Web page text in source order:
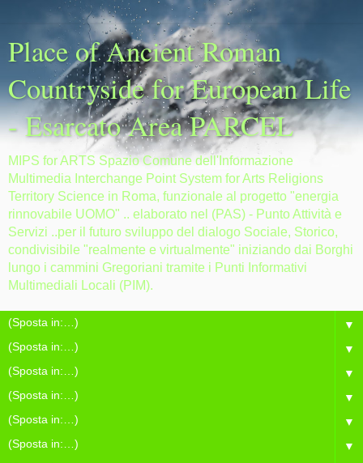
Place of Ancient Roman
Countryside for European Life
- Esarcato Area PARCEL
MIPS for ARTS Spazio Comune dell'Informazione
Multimedia Interchange Point System for Arts Religions
Territory Science in Roma, funzionale al progetto "energia
rinnovabile UOMO" .. elaborato nel (PAS) - Punto Attività e
Servizi ..per il futuro sviluppo del dialogo Sociale, Storico,
condivisibile "realmente e virtualmente" iniziando dai Borghi
lungo i cammini Gregoriani tramite i Punti Informativi
Multimediali Locali (PIM).
▼
▼
▼
▼
▼
▼